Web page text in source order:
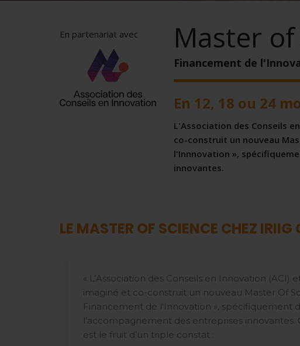
En partenariat avec Master of
Financement de
En 12, 18 ou 24
L'Association des Conseils
co-construit un nouveau
l'Innnovation »,
innovantes.
LE MASTER OF SCIENCE CHEZ IRIIG
« L’Association des Conseils en Innovation (ACI)
imaginé et co-construit un nouveau Master Of
Financement de l'Innovation », spécifiquement
l’accompagnement des entreprises innovantes.
est le fruit d’un triple constat :